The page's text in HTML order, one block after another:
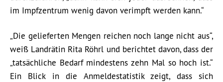
im Impfzentrum wenig davon verimpft werden kann.“
„Die gelieferten Mengen reichen noch lange nicht aus“,
weiß Landrätin Rita Röhrl und berichtet davon, dass der
„tatsächliche Bedarf mindestens zehn Mal so hoch ist.“
Ein Blick in die Anmeldestatistik zeigt, dass sich